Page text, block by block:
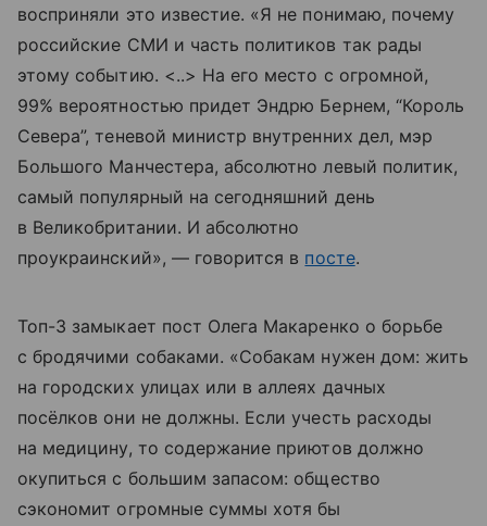
восприняли это известие. «Я не понимаю, почему
российские СМИ и часть политиков так рады
этому событию. <..> На его место с огромной,
99% вероятностью придет Эндрю Бернем, “Король
Севера”, теневой министр внутренних дел, мэр
Большого Манчестера, абсолютно левый политик,
самый популярный на сегодняшний день
в Великобритании. И абсолютно
проукраинский», — говорится в посте.
Топ-3 замыкает пост Олега Макаренко о борьбе
с бродячими собаками. «Собакам нужен дом: жить
на городских улицах или в аллеях дачных
посёлков они не должны. Если учесть расходы
на медицину, то содержание приютов должно
окупиться с большим запасом: общество
сэкономит огромные суммы хотя бы